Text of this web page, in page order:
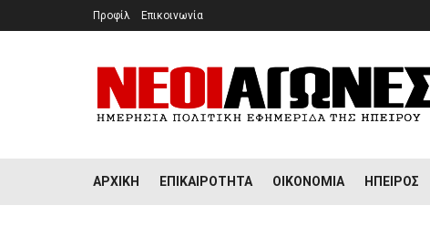
Προφίλ Επικοινωνία
ΑΡΧΙΚΉ ΕΠΙΚΑΙΡΌΤΗΤΑ ΟΙΚΟΝΟΜΊΑ ΉΠΕΙΡΟΣ